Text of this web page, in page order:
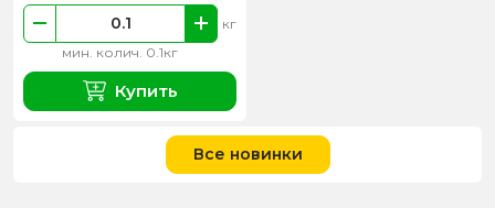
мин. колич. 0.1кг
кг
Купить
Все новинки